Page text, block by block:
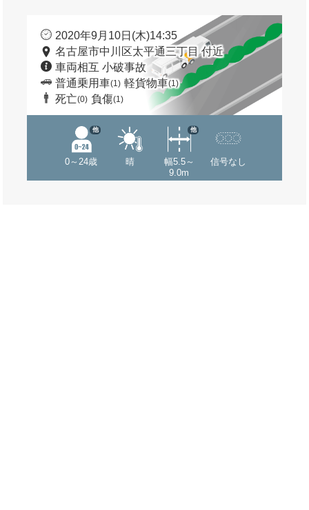
2020年9月10日(木)14:35
名古屋市中川区太平通三丁目 付近
車両相互 小破事故
普通乗用車(1) 軽貨物車(1)
死亡(0) 負傷(1)
0～24歳
他
晴
幅5.5～
9.0m
他
信号なし